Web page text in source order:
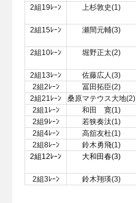
2組19ﾚｰﾝ
上杉敦史(1)
2組15ﾚｰﾝ 瀬間元輔(3)
2組10ﾚｰﾝ 堀野正太(2)
2組13ﾚｰﾝ 佐藤広人(3)
2組2ﾚｰﾝ
冨田拓臣(2)
2組21ﾚｰﾝ
桑原マテウス大地(2)
2組1ﾚｰﾝ
和田 寛(1)
2組9ﾚｰﾝ
若狭奏汰(1)
2組4ﾚｰﾝ
高舘友杜(1)
2組8ﾚｰﾝ
鈴木勇飛(1)
2組12ﾚｰﾝ
大和田春(3)
2組3ﾚｰﾝ 鈴木翔瑛(3)